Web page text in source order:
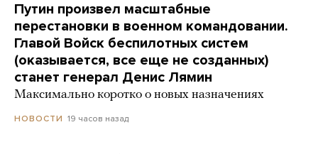
Путин произвел масштабные
перестановки в военном командовании.
Главой Войск беспилотных систем
(оказывается, все еще не созданных)
станет генерал Денис Лямин
Максимально коротко о новых назначениях
НОВОСТИ 19 часов назад